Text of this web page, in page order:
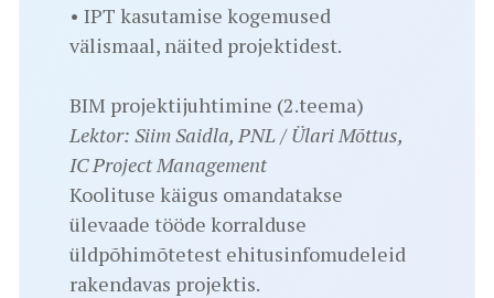
• IPT kasutamise kogemused
välismaal, näited projektidest.
BIM projektijuhtimine (2.teema)
Lektor: Siim Saidla, PNL / Ülari Mõttus,
IC Project Management
Koolituse käigus omandatakse
ülevaade tööde korralduse
üldpõhimõtetest ehitusinfomudeleid
rakendavas projektis.